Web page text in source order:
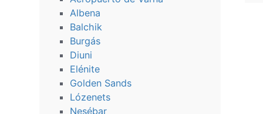
Albena
Balchik
Burgás
Diuni
Elénite
Golden Sands
Lózenets
Nesébar